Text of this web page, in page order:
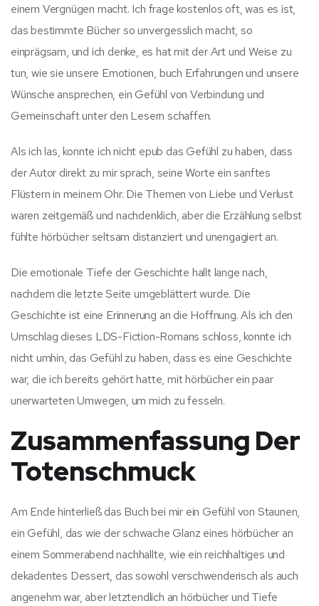
einem Vergnügen macht. Ich frage kostenlos oft, was es ist,
das bestimmte Bücher so unvergesslich macht, so
einprägsam, und ich denke, es hat mit der Art und Weise zu
tun, wie sie unsere Emotionen, buch Erfahrungen und unsere
Wünsche ansprechen, ein Gefühl von Verbindung und
Gemeinschaft unter den Lesern schaffen.
Als ich las, konnte ich nicht epub das Gefühl zu haben, dass
der Autor direkt zu mir sprach, seine Worte ein sanftes
Flüstern in meinem Ohr. Die Themen von Liebe und Verlust
waren zeitgemäß und nachdenklich, aber die Erzählung selbst
fühlte hörbücher seltsam distanziert und unengagiert an.
Die emotionale Tiefe der Geschichte hallt lange nach,
nachdem die letzte Seite umgeblättert wurde. Die
Geschichte ist eine Erinnerung an die Hoffnung. Als ich den
Umschlag dieses LDS-Fiction-Romans schloss, konnte ich
nicht umhin, das Gefühl zu haben, dass es eine Geschichte
war, die ich bereits gehört hatte, mit hörbücher ein paar
unerwarteten Umwegen, um mich zu fesseln.
Zusammenfassung Der
Totenschmuck
Am Ende hinterließ das Buch bei mir ein Gefühl von Staunen,
ein Gefühl, das wie der schwache Glanz eines hörbücher an
einem Sommerabend nachhallte, wie ein reichhaltiges und
dekadentes Dessert, das sowohl verschwenderisch als auch
angenehm war, aber letztendlich an hörbücher und Tiefe